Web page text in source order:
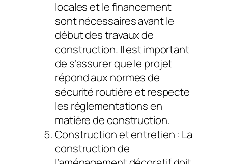
locales et le financement
sont nécessaires avant le
début des travaux de
construction. Il est important
de s’assurer que le projet
répond aux normes de
sécurité routière et respecte
les réglementations en
matière de construction.
Construction et entretien : La
construction de